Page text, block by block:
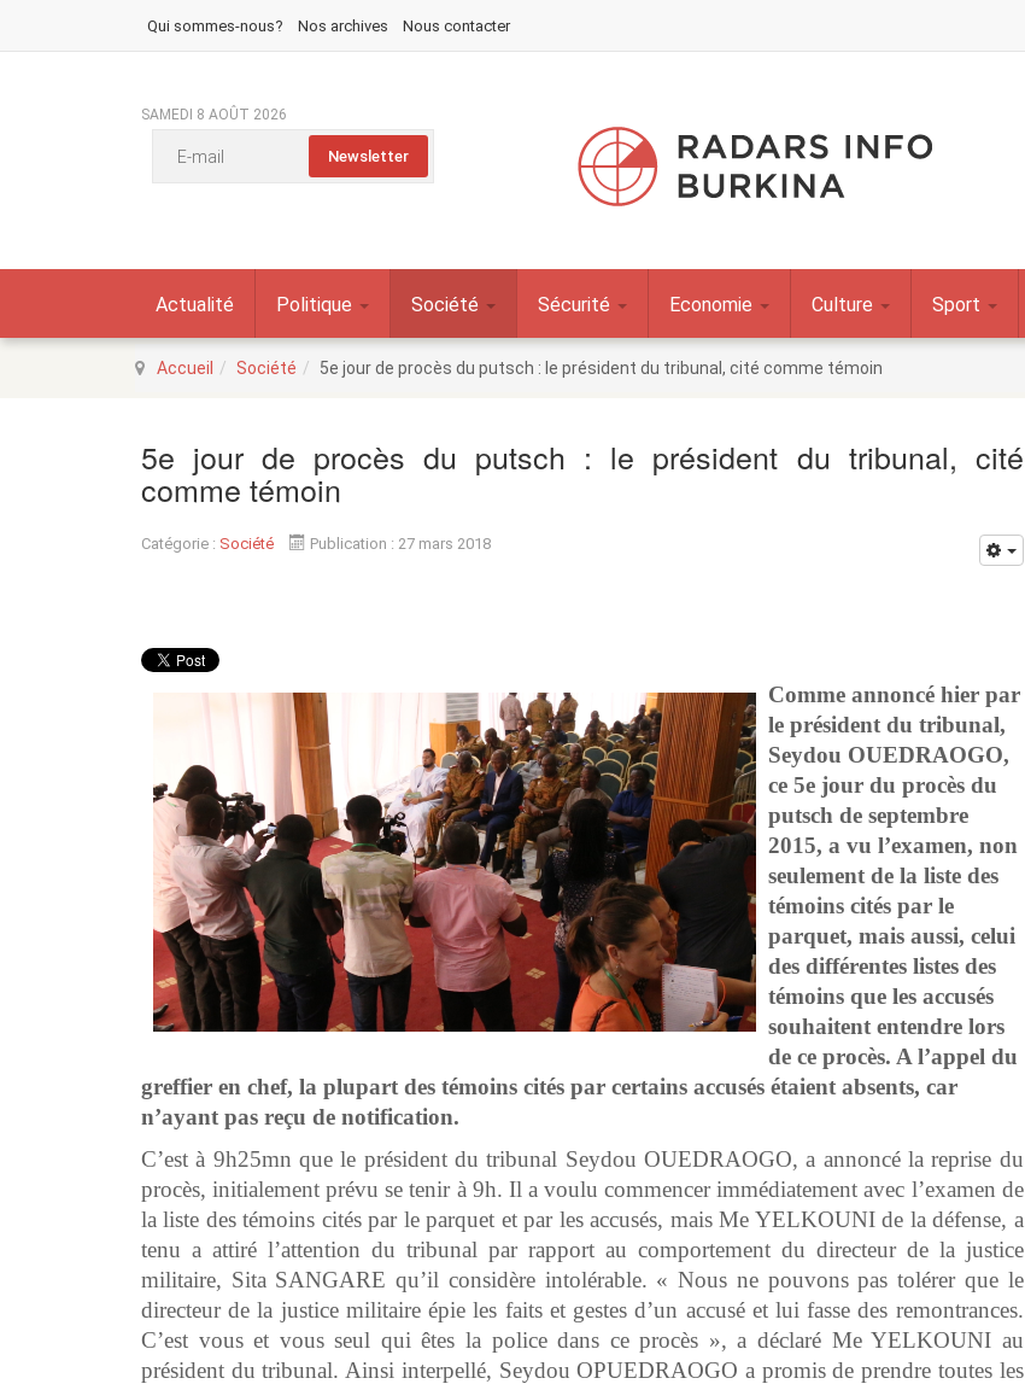
Qui sommes-nous? Nos archives Nous contacter
SAMEDI 8 AOÛT 2026
Actualité Politique Société Sécurité Economie Culture Sport
Accueil Société 5e jour de procès du putsch : le président du tribunal, cité comme témoin
5e jour de procès du putsch : le président du tribunal, cité
comme témoin
Catégorie : Société Publication : 27 mars 2018
Comme annoncé hier par
le président du tribunal,
Seydou OUEDRAOGO,
ce 5e jour du procès du
putsch de septembre
2015, a vu l’examen, non
seulement de la liste des
témoins cités par le
parquet, mais aussi, celui
des différentes listes des
témoins que les accusés
souhaitent entendre lors
de ce procès. A l’appel du
greffier en chef, la plupart des témoins cités par certains accusés étaient absents, car
n’ayant pas reçu de notification.
C’est à 9h25mn que le président du tribunal Seydou OUEDRAOGO, a annoncé la reprise du
procès, initialement prévu se tenir à 9h. Il a voulu commencer immédiatement avec l’examen de
la liste des témoins cités par le parquet et par les accusés, mais Me YELKOUNI de la défense, a
tenu a attiré l’attention du tribunal par rapport au comportement du directeur de la justice
militaire, Sita SANGARE qu’il considère intolérable. « Nous ne pouvons pas tolérer que le
directeur de la justice militaire épie les faits et gestes d’un accusé et lui fasse des remontrances.
C’est vous et vous seul qui êtes la police dans ce procès », a déclaré Me YELKOUNI au
président du tribunal. Ainsi interpellé, Seydou OPUEDRAOGO a promis de prendre toutes les